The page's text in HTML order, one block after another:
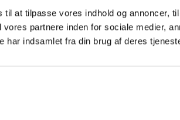
til at tilpasse vores indhold og annoncer,
vores partnere inden for sociale medier,
har indsamlet fra din brug af deres